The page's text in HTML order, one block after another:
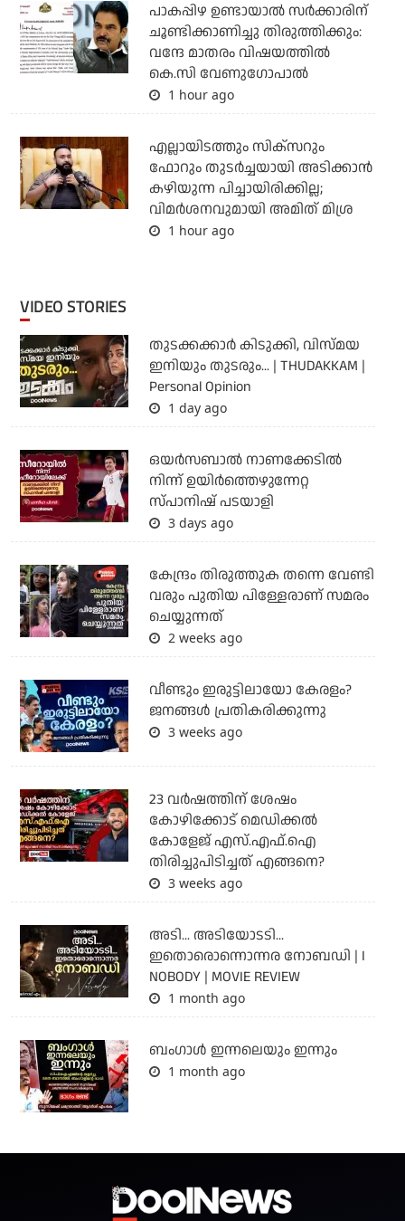
പാകപ്പിഴ ഉണ്ടായാല്‍ സര്‍ക്കാരിന്
ചൂണ്ടിക്കാണിച്ചു തിരുത്തിക്കും:
വന്ദേ മാതരം വിഷയത്തില്‍
കെ.സി വേണുഗോപാല്‍
1 hour ago
എല്ലായിടത്തും സിക്‌സറും
ഫോറും തുടര്‍ച്ചയായി അടിക്കാന്‍
കഴിയുന്ന പിച്ചായിരിക്കില്ല;
വിമര്‍ശനവുമായി അമിത് മിശ്ര
1 hour ago
VIDEO STORIES
തുടക്കക്കാര്‍ കിടുക്കി, വിസ്മയ
ഇനിയും തുടരും... | THUDAKKAM |
Personal Opinion
1 day ago
ഒയര്‍സബാൽ നാണക്കേടിൽ
നിന്ന് ഉയിർത്തെഴുന്നേറ്റ
സ്പാനിഷ് പടയാളി
3 days ago
കേന്ദ്രം തിരുത്തുക തന്നെ വേണ്ടി
വരും പുതിയ പിള്ളേരാണ് സമരം
ചെയ്യുന്നത്
2 weeks ago
വീണ്ടും ഇരുട്ടിലായോ കേരളം?
ജനങ്ങൾ പ്രതികരിക്കുന്നു
3 weeks ago
23 വർഷത്തിന് ശേഷം
കോഴിക്കോട് മെഡിക്കൽ
കോളേജ് എസ്.എഫ്.ഐ
തിരിച്ചുപിടിച്ചത് എങ്ങനെ?
3 weeks ago
അടി... അടിയോടടി...
ഇതൊരൊന്നൊന്നര നോബഡി | I
NOBODY | MOVIE REVIEW
1 month ago
ബംഗാള്‍ ഇന്നലെയും ഇന്നും
1 month ago